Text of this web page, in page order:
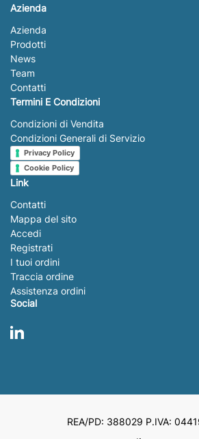
Azienda
Azienda
Prodotti
News
Team
Contatti
Termini E Condizioni
Condizioni di Vendita
Condizioni Generali di Servizio
Privacy Policy
Cookie Policy
Link
Contatti
Mappa del sito
Accedi
Registrati
I tuoi ordini
Traccia ordine
Assistenza ordini
Social
LinkedIn
REA/PD: 388029 P.IVA: